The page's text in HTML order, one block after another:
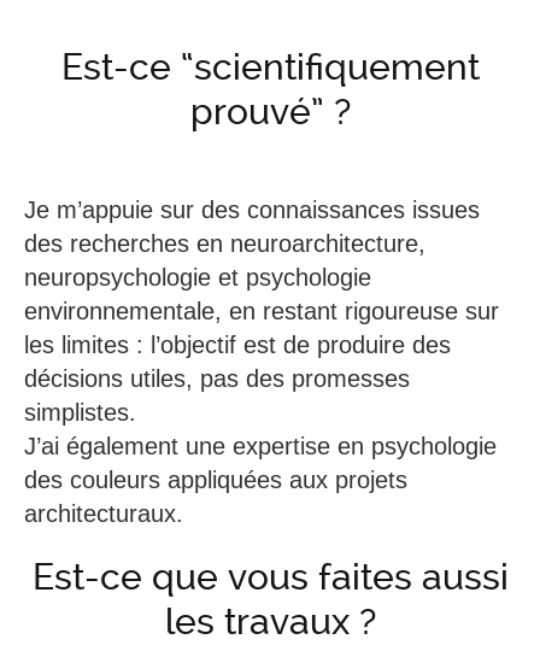
Est-ce “scientifiquement
prouvé” ?
Je m’appuie sur des connaissances issues
des recherches en neuroarchitecture,
neuropsychologie et psychologie
environnementale, en restant rigoureuse sur
les limites : l’objectif est de produire des
décisions utiles, pas des promesses
simplistes.
J’ai également une expertise en psychologie
des couleurs appliquées aux projets
architecturaux.
Est-ce que vous faites aussi
les travaux ?